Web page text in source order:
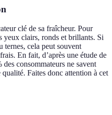
clé de sa fraîcheur. Pour
yeux clairs, ronds et brillants. Si
ternes, cela peut souvent
En fait, d’après une étude de
des consommateurs ne savent
Faites donc attention à cet